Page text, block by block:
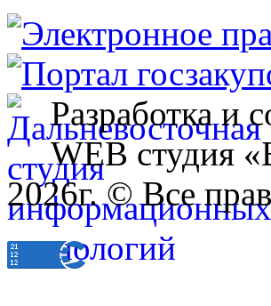
Разработка и
WEB студия
2026г. © Все